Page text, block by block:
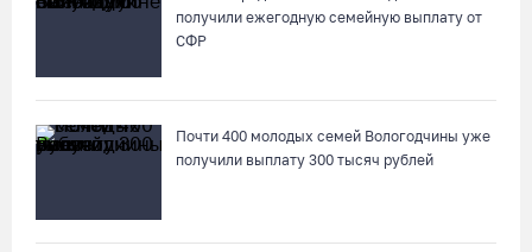
получили ежегодную семейную выплату от
СФР
Почти 400 молодых семей Вологодчины уже
получили выплату 300 тысяч рублей